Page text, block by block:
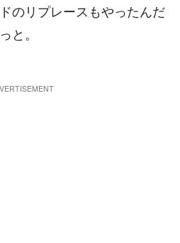
のリプレースもやったんだ
。